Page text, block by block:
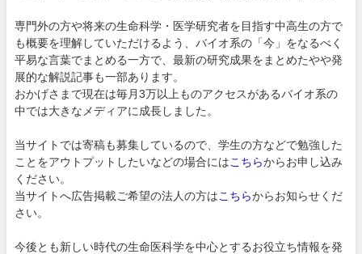
専門外の方や将来の生命科学・医学研究者を目指す中高生の方で
も概要を理解していただけるよう、バイオ系の「今」をなるべく
平易な言葉でまとめる一方で、最新の研究成果をまとめたやや発
展的な解説記事も一部あります。
おかげさまで現在は毎月3万以上ものアクセスがあるバイオ系の
中では大きなメディアに成長しました。
当サイトでは寄稿も募集しているので、学生の方などで勉強した
ことをアウトプットしたいなどの場合には こちらからお申し込み
ください。
当サイトへ広告掲載ご希望の法人の方は こちらからお知らせくだ
さい。
今後とも新しい時代の生命医科学を中心とするお役立ち情報を発